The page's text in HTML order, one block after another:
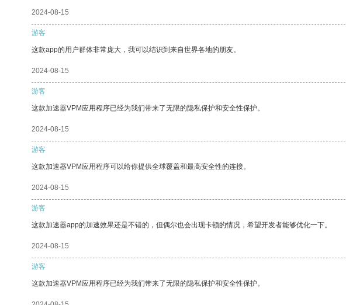
2024-08-15
游客
这款app的用户群体非常庞大，我可以结识到来自世界各地的朋友。
2024-08-15
游客
这款加速器VPM应用程序已经为我们带来了无限的隐私保护和安全性保护。
2024-08-15
游客
这款加速器VPM应用程序可以给你提供全球覆盖和最高安全性的连接。
2024-08-15
游客
这款加速器app的加速效果还是不错的，但偶尔也会出现卡顿的情况，希望开发者能够优化一下。
2024-08-15
游客
这款加速器VPM应用程序已经为我们带来了无限的隐私保护和安全性保护。